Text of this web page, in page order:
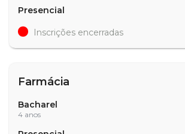
Presencial
Inscrições encerradas
Farmácia
Bacharel
4 anos